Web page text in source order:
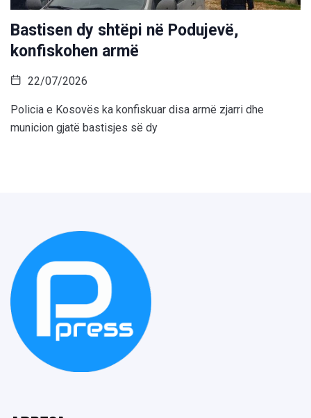
Bastisen dy shtëpi në Podujevë,
konfiskohen armë
22/07/2026
Policia e Kosovës ka konfiskuar disa armë zjarri dhe
municion gjatë bastisjes së dy